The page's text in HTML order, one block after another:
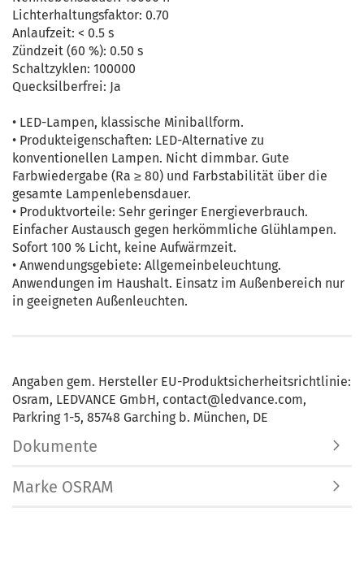
Lichterhaltungsfaktor: 0.70
Anlaufzeit: < 0.5 s
Zündzeit (60 %): 0.50 s
Schaltzyklen: 100000
Quecksilberfrei: Ja
• LED-Lampen, klassische Miniballform.
• Produkteigenschaften: LED-Alternative zu
konventionellen Lampen. Nicht dimmbar. Gute
Farbwiedergabe (Ra ≥ 80) und Farbstabilität über die
gesamte Lampenlebensdauer.
• Produktvorteile: Sehr geringer Energieverbrauch.
Einfacher Austausch gegen herkömmliche Glühlampen.
Sofort 100 % Licht, keine Aufwärmzeit.
• Anwendungsgebiete: Allgemeinbeleuchtung.
Anwendungen im Haushalt. Einsatz im Außenbereich nur
in geeigneten Außenleuchten.
Angaben gem. Hersteller EU-Produktsicherheitsrichtlinie:
Osram, LEDVANCE GmbH, contact@ledvance.com,
Parkring 1-5, 85748 Garching b. München, DE
Dokumente
Marke OSRAM